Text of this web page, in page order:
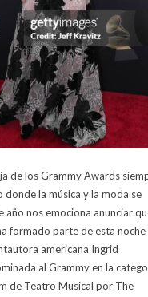
de los Grammy Awards
donde la música y la moda se
año nos emociona anunciar
formado parte de esta noche
americana Ingrid
al Grammy en la
de Teatro Musical por The